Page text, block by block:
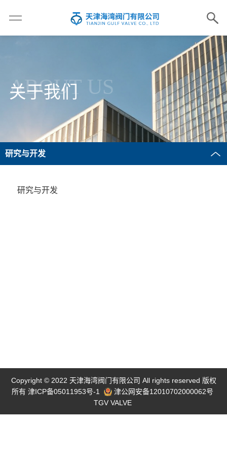
ABOUT US
关于我们
研究与开发
研究与开发
Copyright © 2022 天津海湾阀门有限公司 All rights reserved 版权
所有 津ICP备05011953号-1
津公网安备12010702000062号
TGV VALVE